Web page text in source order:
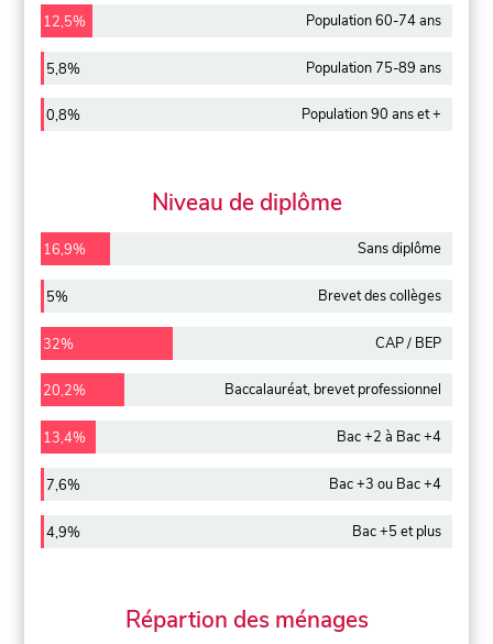
12,5% Population 60-74 ans
5,8% Population 75-89 ans
0,8% Population 90 ans et +
Niveau de diplôme
16,9% Sans diplôme
5% Brevet des collèges
32% CAP / BEP
20,2% Baccalauréat, brevet professionnel
13,4% Bac +2 à Bac +4
7,6% Bac +3 ou Bac +4
4,9% Bac +5 et plus
Répartion des ménages